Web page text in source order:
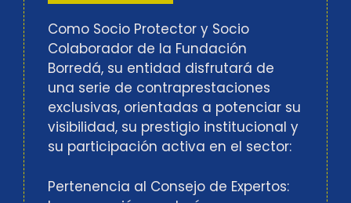
Como Socio Protector y Socio
Colaborador de la Fundación
Borredá, su entidad disfrutará de
una serie de contraprestaciones
exclusivas, orientadas a potenciar su
visibilidad, su prestigio institucional y
su participación activa en el sector:
Pertenencia al Consejo de Expertos: